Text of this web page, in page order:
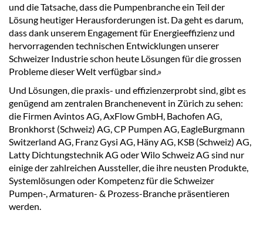
und die Tatsache, dass die Pumpenbranche ein Teil der
Lösung heutiger Herausforderungen ist. Da geht es darum,
dass dank unserem Engagement für Energieeffizienz und
hervorragenden technischen Entwicklungen unserer
Schweizer Industrie schon heute Lösungen für die grossen
Probleme dieser Welt verfügbar sind.»
Und Lösungen, die praxis- und effizienzerprobt sind, gibt es
genügend am zentralen Branchenevent in Zürich zu sehen:
die Firmen Avintos AG, AxFlow GmbH, Bachofen AG,
Bronkhorst (Schweiz) AG, CP Pumpen AG, EagleBurgmann
Switzerland AG, Franz Gysi AG, Häny AG, KSB (Schweiz) AG,
Latty Dichtungstechnik AG oder Wilo Schweiz AG sind nur
einige der zahlreichen Aussteller, die ihre neusten Produkte,
Systemlösungen oder Kompetenz für die Schweizer
Pumpen-, Armaturen- & Prozess-Branche präsentieren
werden.